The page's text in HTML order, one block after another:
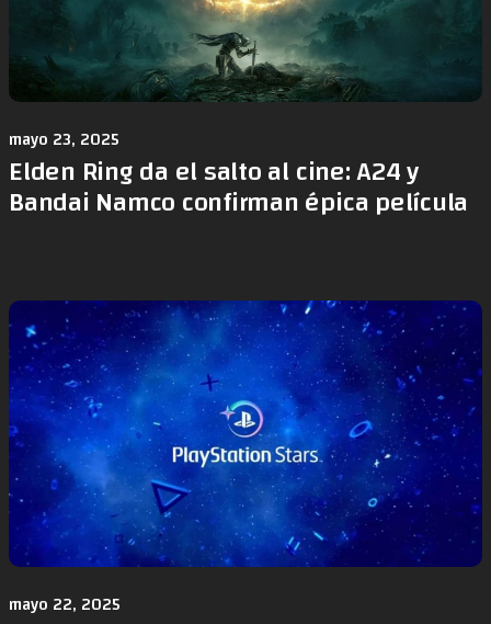
mayo 23, 2025
Elden Ring da el salto al cine: A24 y
Bandai Namco confirman épica película
mayo 22, 2025